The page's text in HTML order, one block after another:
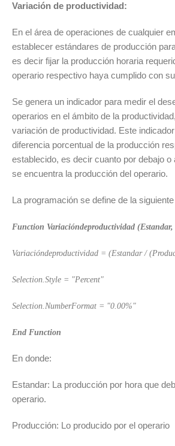
Variación de productividad:
En el área de operaciones de cualquier
establecer estándares de producción
es decir fijar la producción horaria
operario respectivo haya cumplido con
Se genera un indicador para medir el
operarios en el ámbito de la
variación de productividad. Este
diferencia porcentual de la producción
establecido, es decir cuanto por debajo o
se encuentra la producción del operario.
La programación se define de la
Function Variacióndeproductividad
Variacióndeproductividad = (Estandar /
Selection.Style = "Percent"
Selection.NumberFormat = "0.00%"
End Function
En donde:
Estandar: La producción por hora que
operario.
Producción: Lo producido por el operario